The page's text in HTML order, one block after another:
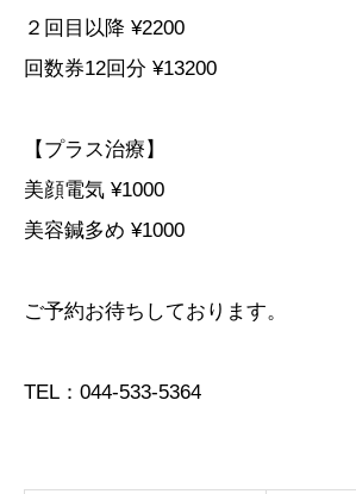
２回目以降 ¥2200
回数券12回分 ¥13200
【プラス治療】
美顔電気 ¥1000
美容鍼多め ¥1000
ご予約お待ちしております。
TEL：044-533-5364